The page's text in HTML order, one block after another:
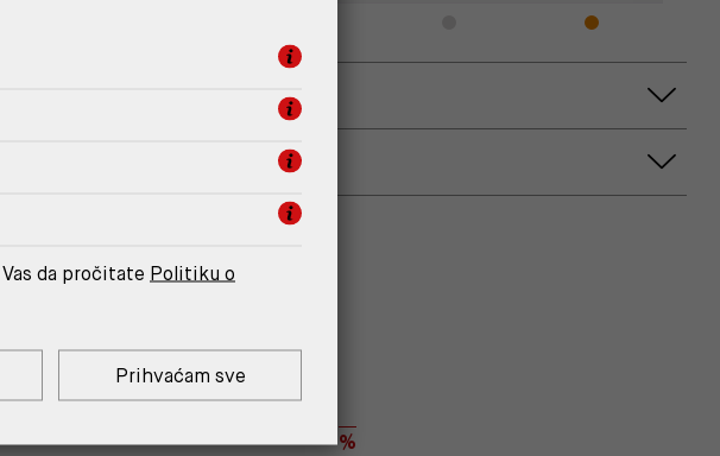
%
da pročitate Politiku o
Prihvaćam sve